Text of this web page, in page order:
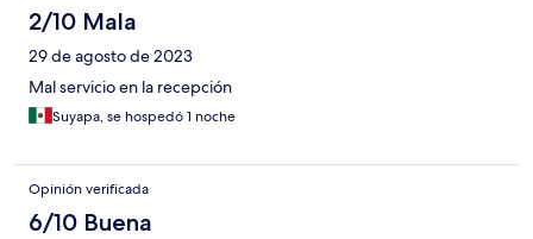
2/10 Mala
29 de agosto de 2023
Mal servicio en la recepción
Suyapa, se hospedó 1 noche
Opinión verificada
6/10 Buena